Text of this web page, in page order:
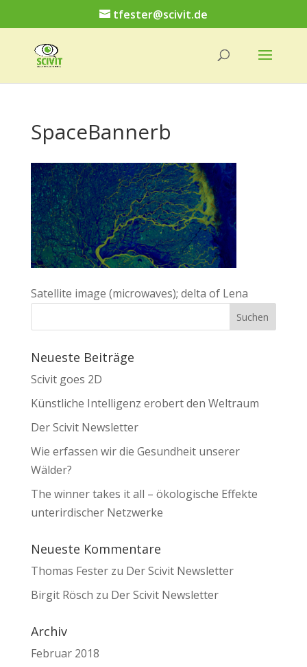
tfester@scivit.de
SpaceBannerb
Satellite image (microwaves); delta of Lena
Neueste Beiträge
Scivit goes 2D
Künstliche Intelligenz erobert den Weltraum
Der Scivit Newsletter
Wie erfassen wir die Gesundheit unserer
Wälder?
The winner takes it all – ökologische Effekte
unterirdischer Netzwerke
Neueste Kommentare
Thomas Festerzu Der Scivit Newsletter
Birgit Rösch zu Der Scivit Newsletter
Archiv
Februar 2018